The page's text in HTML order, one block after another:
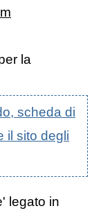
la
scheda di
il sito degli
legato in